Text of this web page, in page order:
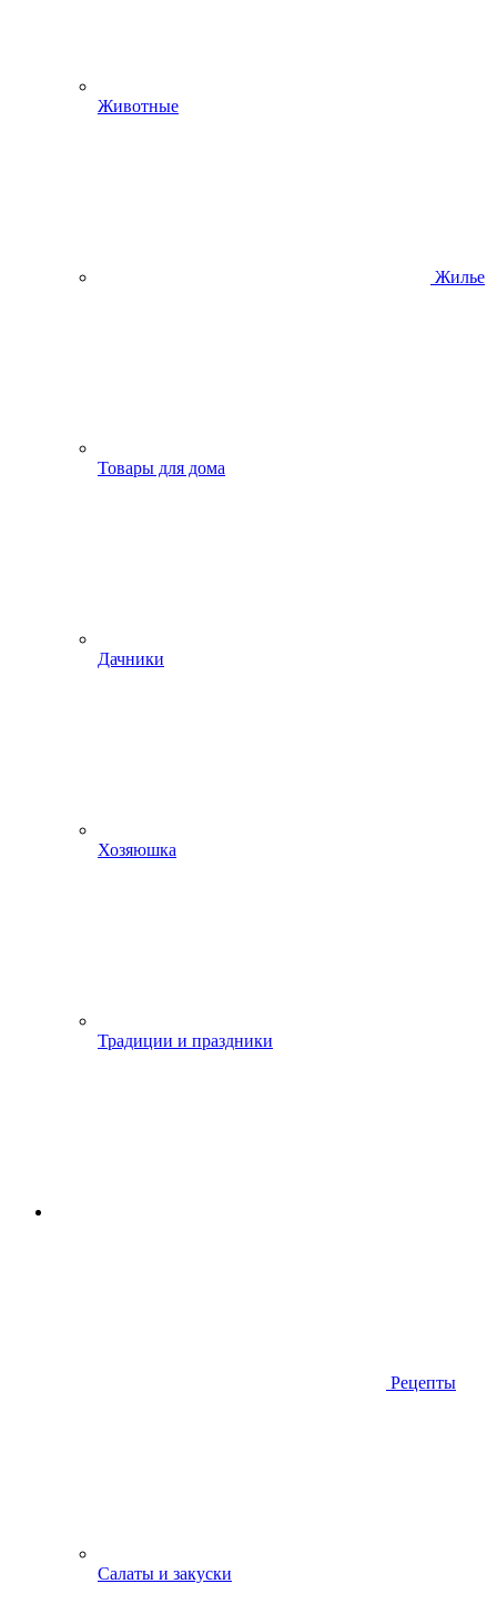
Животные
Жилье
Товары для дома
Дачники
Хозяюшка
Традиции и праздники
Рецепты
Салаты и закуски